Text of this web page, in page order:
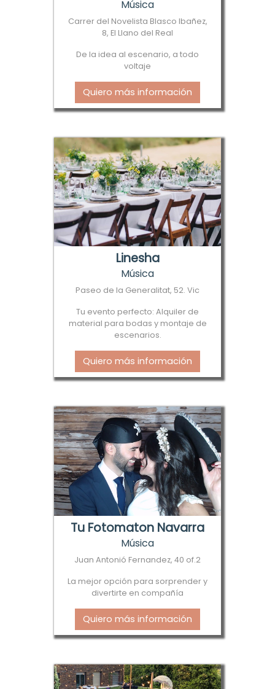
Música
Carrer del Novelista Blasco Ibañez,
8, El Llano del Real
De la idea al escenario, a todo
voltaje
Quiero más información
Linesha
Música
Paseo de la Generalitat, 52. Vic
Tu evento perfecto: Alquiler de
material para bodas y montaje de
escenarios.
Quiero más información
Tu Fotomaton Navarra
Música
Juan Antonió Fernandez, 40 of.2
La mejor opción para sorprender y
divertirte en compañía
Quiero más información